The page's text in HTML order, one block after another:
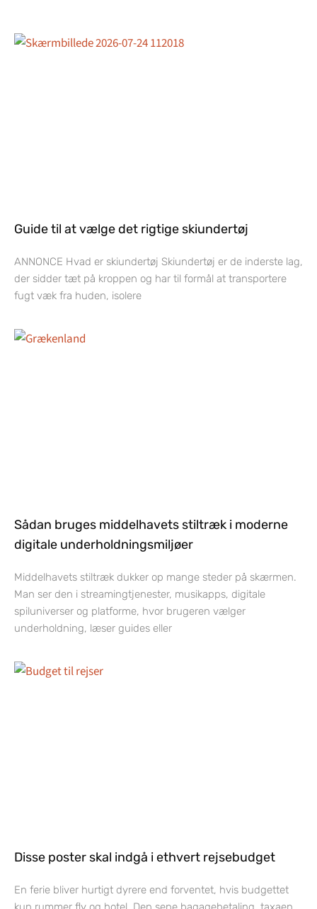
Guide til at vælge det rigtige skiundertøj
ANNONCE Hvad er skiundertøj Skiundertøj er de inderste lag,
der sidder tæt på kroppen og har til formål at transportere
fugt væk fra huden, isolere
Sådan bruges middelhavets stiltræk i moderne
digitale underholdningsmiljøer
Middelhavets stiltræk dukker op mange steder på skærmen.
Man ser den i streamingtjenester, musikapps, digitale
spiluniverser og platforme, hvor brugeren vælger
underholdning, læser guides eller
Disse poster skal indgå i ethvert rejsebudget
En ferie bliver hurtigt dyrere end forventet, hvis budgettet